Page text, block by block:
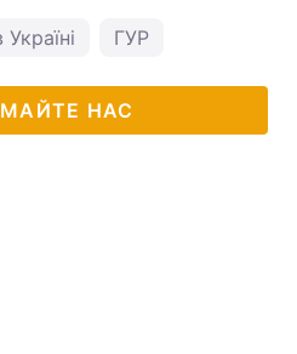
Україні ГУР
НАС